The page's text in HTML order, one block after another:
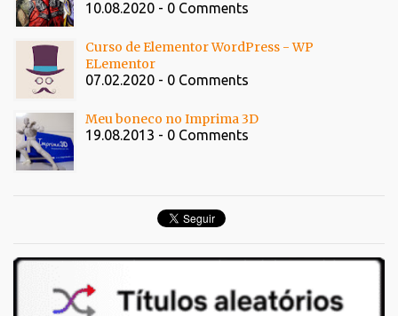
10.08.2020 - 0 Comments
Curso de Elementor WordPress - WP
ELementor
07.02.2020 - 0 Comments
Meu boneco no Imprima 3D
19.08.2013 - 0 Comments